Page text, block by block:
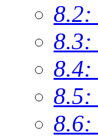
8.2:
8.3:
8.4:
8.5:
8.6: